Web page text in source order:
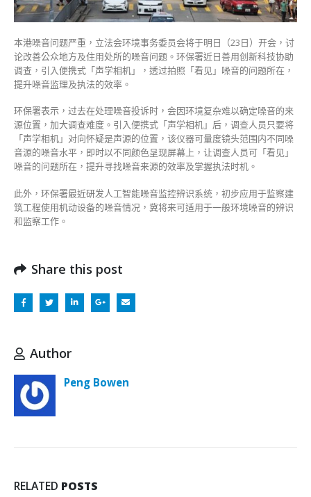
噪
音
时
执
法〉
中
本港噪音问题严重，立法会环境事务委员会将于明日（23日）开会，讨
论改善公众地方及住用处所的噪音问题。环保署近日善用创新科技协助
调查，引入便携式「声学相机」，透过拍照「看见」噪音的问题所在，
提升噪音监理及执法的效率。
环保署表示，过去在处理噪音投诉时，会因环境复杂难以确定噪音的来
源位置，加大调查难度。引入便携式「声学相机」后，调查人员只要将
「声学相机」对向怀疑是声源的位置，该仪器可量度镜头范围内不同噪
音源的噪音水平，即时以不同颜色呈现屏幕上，让调查人员可「看见」
噪音的问题所在，提升寻找噪音来源的效率及掌握执法时机。
此外，环保署最近研发人工智能噪音监控辨识系统，初步应用于监察建
筑工程使用机动设备的噪音情况，冀将来可适用于一般环境噪音的辨识
和监察工作。
Share this post
Author
Peng Bowen
RELATED POSTS